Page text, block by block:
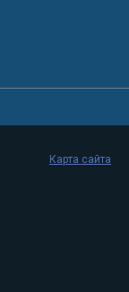
Карта сайта